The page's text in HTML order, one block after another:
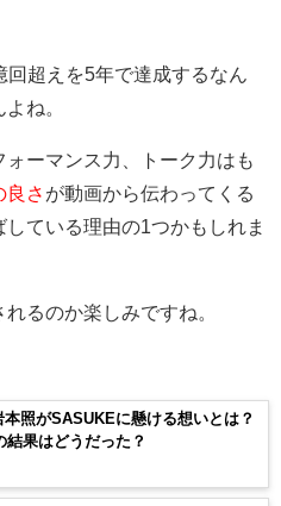
超えを5年で達成するなん
ね。
ォーマンス力、トーク力はも
良さ が動画から伝わってくる
ている理由の1つかもしれま
るのか楽しみですね。
照がSASUKEに懸ける想いとは？
結果はどうだった？